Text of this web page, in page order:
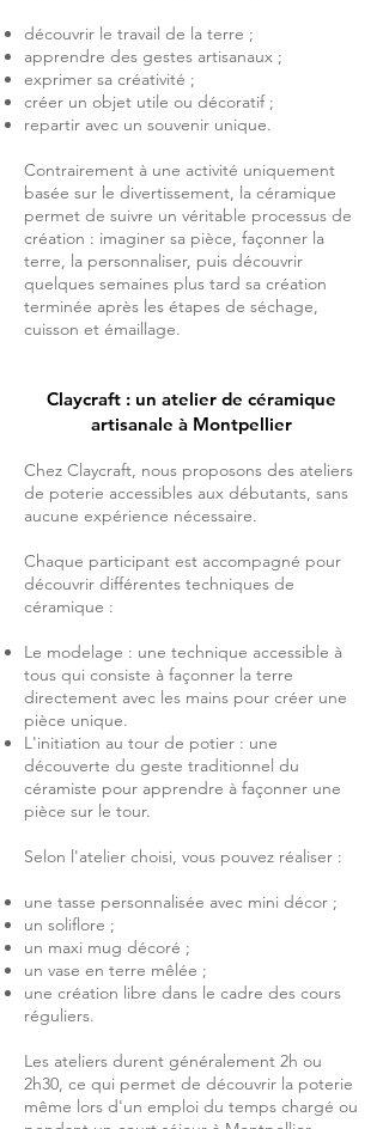
découvrir le travail de la terre ;
apprendre des gestes artisanaux ;
exprimer sa créativité ;
créer un objet utile ou décoratif ;
repartir avec un souvenir unique.
Contrairement à une activité uniquement
basée sur le divertissement, la céramique
permet de suivre un véritable processus de
création : imaginer sa pièce, façonner la
terre, la personnaliser, puis découvrir
quelques semaines plus tard sa création
terminée après les étapes de séchage,
cuisson et émaillage.
Claycraft : un atelier de céramique
artisanale à Montpellier
Chez Claycraft, nous proposons des ateliers
de poterie accessibles aux débutants, sans
aucune expérience nécessaire.
Chaque participant est accompagné pour
découvrir différentes techniques de
céramique :
Le modelage : une technique accessible à
tous qui consiste à façonner la terre
directement avec les mains pour créer une
pièce unique.
L'initiation au tour de potier : une
découverte du geste traditionnel du
céramiste pour apprendre à façonner une
pièce sur le tour.
Selon l'atelier choisi, vous pouvez réaliser :
une tasse personnalisée avec mini décor ;
un soliflore ;
un maxi mug décoré ;
un vase en terre mêlée ;
une création libre dans le cadre des cours
réguliers.
Les ateliers durent généralement 2h ou
2h30, ce qui permet de découvrir la poterie
même lors d'un emploi du temps chargé ou